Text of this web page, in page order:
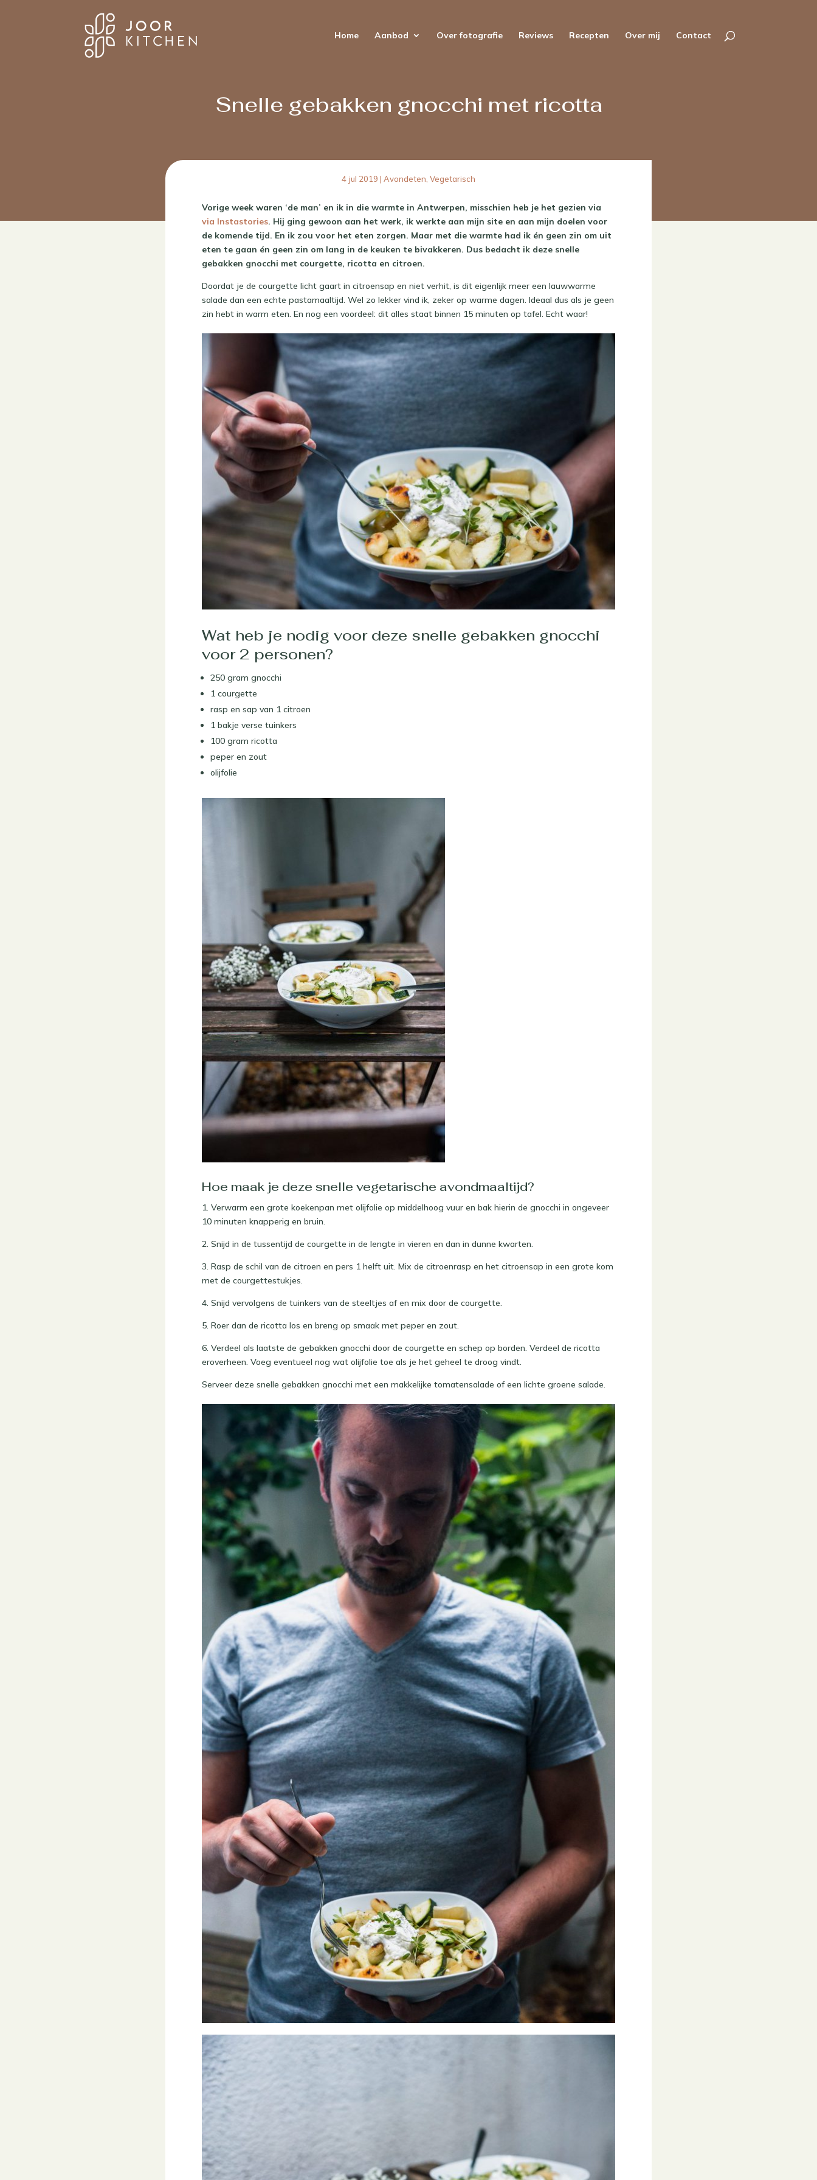
Home Aanbod Over fotografie Reviews Recepten Over mij Contact
Snelle gebakken gnocchi met ricotta
4 jul 2019 | Avondeten Vegetarisch
Vorige week waren ‘de man’ en ik in die warmte in Antwerpen, misschien heb je het gezien via
via Instastories. Hij ging gewoon aan het werk, ik werkte aan mijn site en aan mijn doelen voor
de komende tijd. En ik zou voor het eten zorgen. Maar met die warmte had ik én geen zin om uit
eten te gaan én geen zin om lang in de keuken te bivakkeren. Dus bedacht ik deze snelle
gebakken gnocchi met courgette, ricotta en citroen.
Doordat je de courgette licht gaart in citroensap en niet verhit, is dit eigenlijk meer een lauwwarme
salade dan een echte pastamaaltijd. Wel zo lekker vind ik, zeker op warme dagen. Ideaal dus als je geen
zin hebt in warm eten. En nog een voordeel: dit alles staat binnen 15 minuten op tafel. Echt waar!
Wat heb je nodig voor deze snelle gebakken gnocchi
voor 2 personen?
250 gram gnocchi
1 courgette
rasp en sap van 1 citroen
1 bakje verse tuinkers
100 gram ricotta
peper en zout
olijfolie
Hoe maak je deze snelle vegetarische avondmaaltijd?
1. Verwarm een grote koekenpan met olijfolie op middelhoog vuur en bak hierin de gnocchi in ongeveer
10 minuten knapperig en bruin.
2. Snijd in de tussentijd de courgette in de lengte in vieren en dan in dunne kwarten.
3. Rasp de schil van de citroen en pers 1 helft uit. Mix de citroenrasp en het citroensap in een grote kom
met de courgettestukjes.
4. Snijd vervolgens de tuinkers van de steeltjes af en mix door de courgette.
5. Roer dan de ricotta los en breng op smaak met peper en zout.
6. Verdeel als laatste de gebakken gnocchi door de courgette en schep op borden. Verdeel de ricotta
eroverheen. Voeg eventueel nog wat olijfolie toe als je het geheel te droog vindt.
Serveer deze snelle gebakken gnocchi met een makkelijke tomatensalade of een lichte groene salade.